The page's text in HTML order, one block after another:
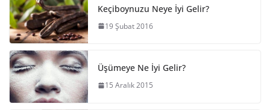
Keçiboynuzu Neye İyi Gelir?
19 Şubat 2016
Üşümeye Ne İyi Gelir?
15 Aralık 2015